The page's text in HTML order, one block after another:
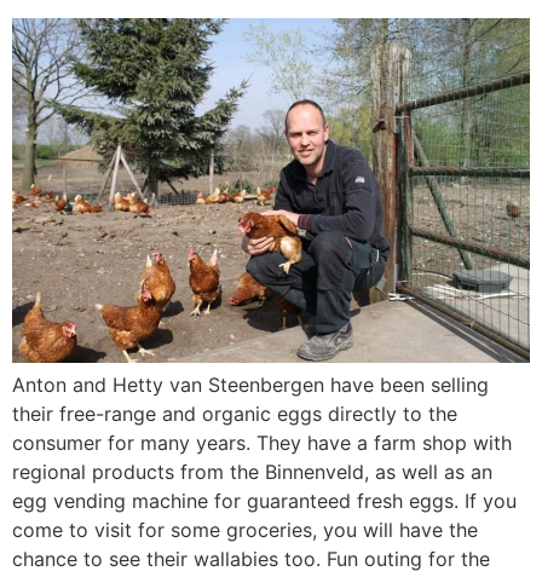
Anton and Hetty van Steenbergen have been selling
their free-range and organic eggs directly to the
consumer for many years. They have a farm shop with
regional products from the Binnenveld, as well as an
egg vending machine for guaranteed fresh eggs. If you
come to visit for some groceries, you will have the
chance to see their wallabies too. Fun outing for the